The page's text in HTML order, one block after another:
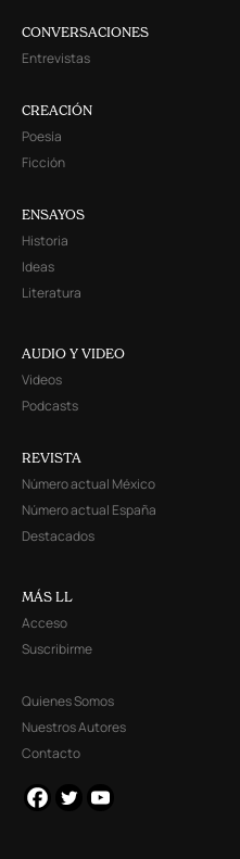
CONVERSACIONES
Entrevistas
CREACIÓN
Poesía
Ficción
ENSAYOS
Historia
Ideas
Literatura
AUDIO Y VIDEO
Videos
Podcasts
REVISTA
Número actual México
Número actual España
Destacados
MÁS LL
Acceso
Suscribirme
Quienes Somos
Nuestros Autores
Contacto